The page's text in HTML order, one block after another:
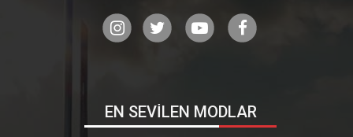
EN SEVİLEN MODLAR